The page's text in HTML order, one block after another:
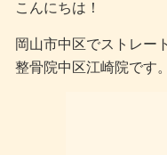
こんにちは！
岡山市中区でストレー
整骨院中区江崎院です。